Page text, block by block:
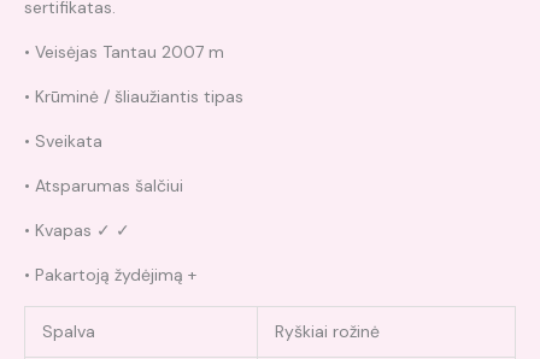
sertifikatas.
• Veisėjas Tantau 2007 m
• Krūminė / šliaužiantis tipas
• Sveikata
• Atsparumas šalčiui
• Kvapas ✓ ✓
• Pakartoją žydėjimą +
Spalva Ryškiai rožinė